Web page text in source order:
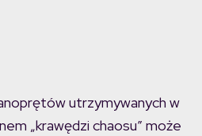
utrzymywanych w
„krawędzi chaosu” może